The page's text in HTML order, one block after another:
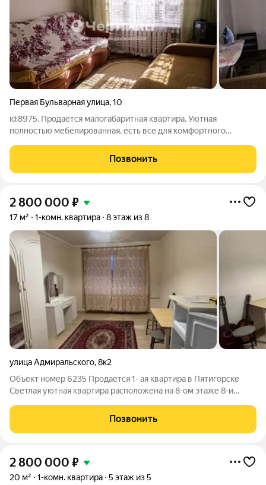
Первая Бульварная улица,10
id:8975. Продается малогабаритная квартира. Уютная
полностью мебелированная, есть все для комфортного
пользования. Подъезд чистый, имеется домофон. Удачное
место для сдачи жилья в аренду. Рядом
Позвонить
2 800 000 ₽
17 м² 1-комн. квартира 8 этаж из 8
улица Адмиральского,8к2
Объект номер 6235 Пpoдaется 1- ая квартирa в Пятигорске
Светлая уютная квартира расположена на 8-ом этаже 8-и
совмещен. При продаже вся мебель остается. Дом панельный
1975 года постройки,
Позвонить
2 800 000 ₽
20 м² 1-комн. квартира 5 этаж из 5